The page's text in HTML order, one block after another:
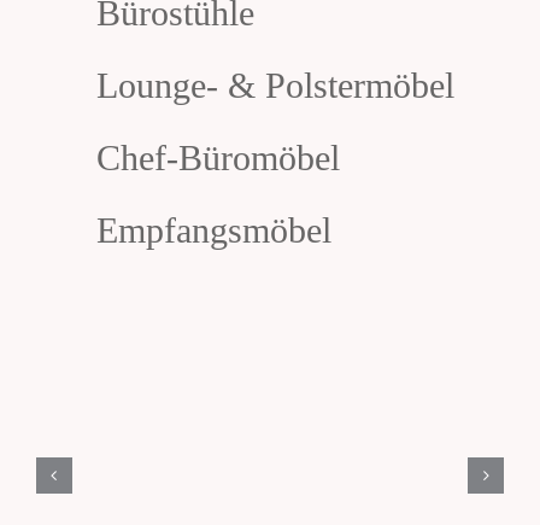
Bürostühle
Lounge- & Polstermöbel
Chef-Büromöbel
Empfangsmöbel